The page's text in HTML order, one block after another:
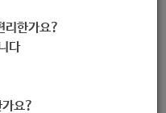
리한가요?
다
요?
공헌 뉴스타트, 교육 참가